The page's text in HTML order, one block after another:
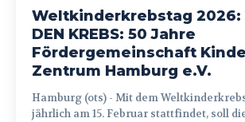
Weltkinderkrebstag 2026:
DEN KREBS: 50 Jahre
Fördergemeinschaft
Zentrum Hamburg e.V.
Hamburg (ots) - Mit dem Weltkinderkrebstag, der
jährlich am 15. Februar stattfindet, soll